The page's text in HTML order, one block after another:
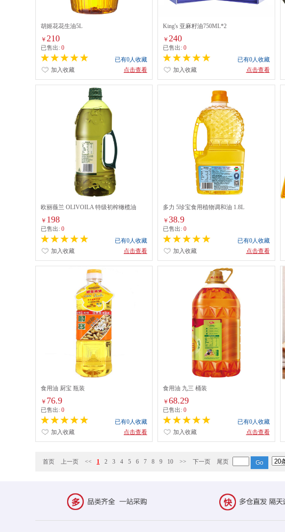
胡姬花花生油5L
￥ 210
已售出: 0
已有0人收藏
点击查看
加入收藏
King's 亚麻籽油750ML*2
￥ 240
已售出:0
已有0人收藏
点击查看
加入收藏
欧丽薇兰 OLIVOILA 特级初榨橄榄油
￥ 198
已售出: 0
已有0人收藏
点击查看
加入收藏
多力 5珍宝食用植物调和油 1.8L
￥38.9
已售出:0
已有0人收藏
点击查看
加入收藏
食用油 厨宝 瓶装
￥ 76.9
已售出: 0
已有0人收藏
点击查看
加入收藏
食用油 九三 桶装
￥68.29
已售出:0
已有0人收藏
点击查看
加入收藏
首页 上一页 << 1 2 3 4 5 6 7 8 9 10 >> 下一页 尾页